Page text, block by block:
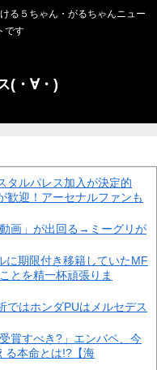
る５ちゃん・がるちゃんニュー
です
(・∀・)
タルパレス加入が決定的
歓迎！アーセナルファンも
画」が出回る→ミーグリが
に期限付き移籍していたMF
とを精一杯頑張りま
ではホンダPUはメルセデス
賞すべき?」エンバペ、今
る本命とは!?【海